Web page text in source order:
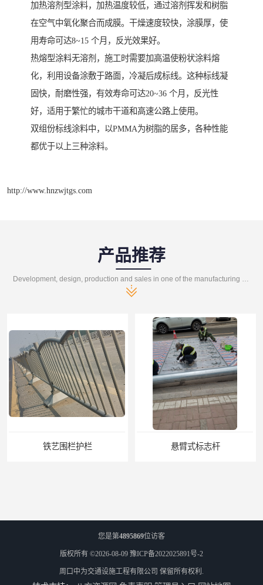
加热溶剂型涂料，加热温度较低，通过溶剂挥发和树脂
在空气中氧化聚合而成膜。干燥速度较快，涂膜厚，使
用寿命可达8~15 个月，反光效果好。
热熔型涂料无溶剂，施工时需要加高温使粉状涂料熔
化，利用设备涂敷于路面，冷凝后成标线。这种标线凝
固快，耐磨性强，有效寿命可达20~36 个月，反光性
好，适用于繁忙的城市干道和高速公路上使用。
双组份标线涂料中，以PMMA为树脂的居多，各种性能
都优于以上三种涂料。
http://www.hnzwjtgs.com
产品推荐
悬臂式标志杆 F型悬臂式交通标志杆
您是第4895869位访客
版权所有 ©2026-08-09 豫ICP备2022025891号-2
周口中为交通设施工程有限公司 保留所有权利.